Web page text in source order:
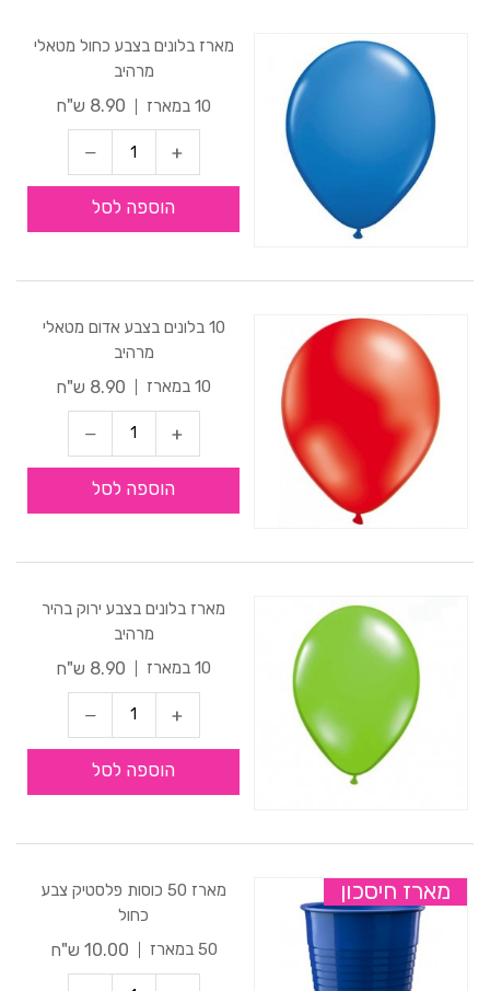
מארז בלונים בצבע כחול מטאלי
מרהיב
10 במארז
8.90 ש"ח
הוספה לסל
10 בלונים בצבע אדום מטאלי
מרהיב
10 במארז
8.90 ש"ח
הוספה לסל
מארז בלונים בצבע ירוק בהיר
מרהיב
10 במארז
8.90 ש"ח
הוספה לסל
מארז חיסכון
מארז 50 כוסות פלסטיק צבע
כחול
50 במארז
10.00 ש"ח